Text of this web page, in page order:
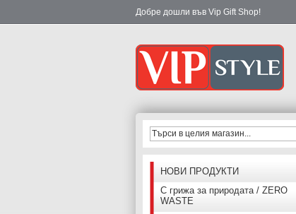
Добре дошли във Vip Gift Shop!
НОВИ ПРОДУКТИ
С грижа за природата / ZERO
WASTE